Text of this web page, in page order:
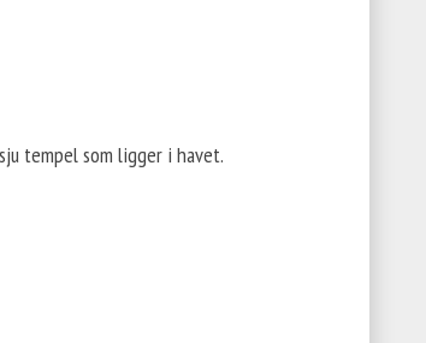
tempel som ligger i havet.